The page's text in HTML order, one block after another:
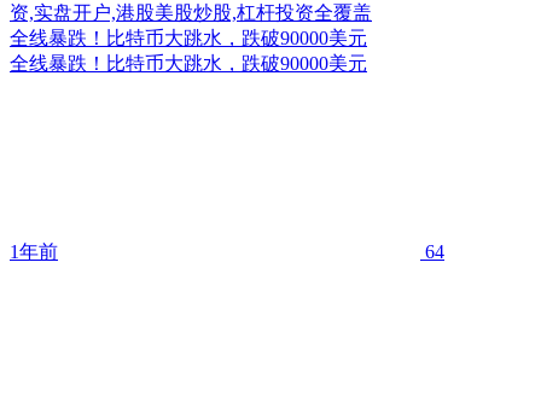
全线暴跌！比特币大跳水，跌破90000美元
全线暴跌！比特币大跳水，跌破90000美元
1年前 64